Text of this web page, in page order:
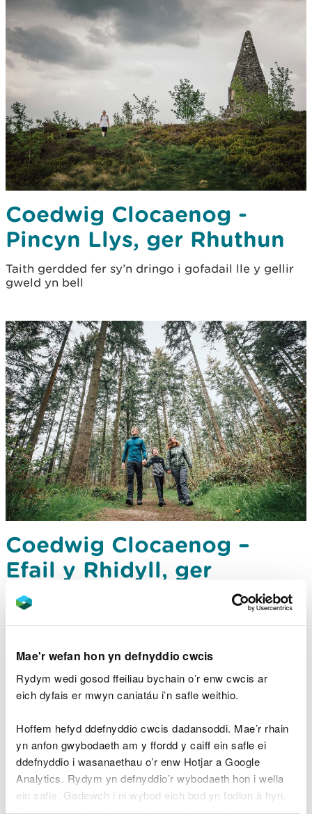
Mae'r wefan hon yn defnyddio cwcis
Rydym wedi gosod ffeiliau bychain o’r enw cwcis ar
eich dyfais er mwyn caniatáu i’n safle weithio.
Hoffem hefyd ddefnyddio cwcis dadansoddi. Mae’r rhain
yn anfon gwybodaeth am y ffordd y caiff ein safle ei
ddefnyddio i wasanaethau o’r enw Hotjar a Google
Analytics. Rydym yn defnyddio’r wybodaeth hon i wella
ein safle. Gadewch i ni wybod eich bod yn fodlon â hyn.
Coedwig Clocaenog -
Pincyn Llys, ger Rhuthun
Taith gerdded fer sy’n dringo i gofadail lle y gellir
gweld yn bell
Coedwig Clocaenog –
Efail y Rhidyll, ger
Rhuthun
Coetir hawdd i’w ganfod, â thaith gerdded fer